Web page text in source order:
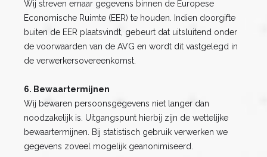
Wij streven ernaar gegevens binnen de Europese
Economische Ruimte (EER) te houden. Indien doorgifte
buiten de EER plaatsvindt, gebeurt dat uitsluitend onder
de voorwaarden van de AVG en wordt dit vastgelegd in
de verwerkersovereenkomst.
6. Bewaartermijnen
Wij bewaren persoonsgegevens niet langer dan
noodzakelijk is. Uitgangspunt hierbij zijn de wettelijke
bewaartermijnen. Bij statistisch gebruik verwerken we
gegevens zoveel mogelijk geanonimiseerd.